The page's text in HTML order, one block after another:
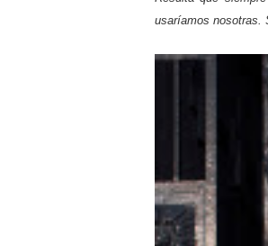
usaríamos nosotras.